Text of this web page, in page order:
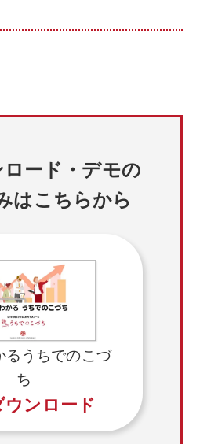
ただいてからご提供いた
否いただくことができま
おけるサービスをご利用
いますので、あらかじめ
トを通じてご利用者から
住所、電話番号、電子メ
用者個人を識別できる情
、これらのうちの１つ或
ことによって、特定の個
識別し得る情報を指すも
ード・デモの
はこちらから
るうちでのこづ
ち
ウンロード